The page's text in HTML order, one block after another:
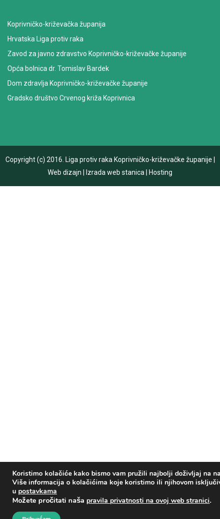
Koristimo kolačiće kako bismo vam pružili najbolji doživljaj na
Više informacija o kolačićima koje koristimo ili njihovom
u postavkama
Možete pročitati naša pravila privatnosti na ovoj web stranici.
Koprivničko-križevačka županija
Hrvatska Liga protiv raka
Zavod za javno zdravstvo Koprivničko-križevačke županije
Opća bolnica dr. Tomislav Bardek
Dom zdravlja Koprivničko-križevačke županije
Gradsko društvo Crvenog križa Koprivnica
Copyright (c) 2016. Liga protiv raka Koprivničko-križevačke županije
Web dizajn
Izrada web stanica Hosting